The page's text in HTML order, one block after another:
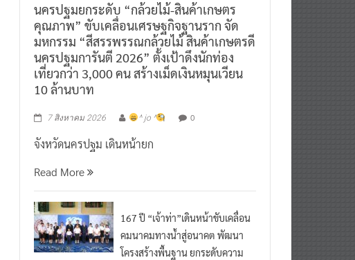
นครปฐมยกระดับ “กล้วยไม้-สินค้าเกษตร
คุณภาพ” ขับเคลื่อนเศรษฐกิจฐานราก จัด
มหกรรม “สีสรรพรรณกล้วยไม้ สินค้าเกษตรดี
นครปฐมการันตี 2026” ตั้งเป้าดึงนักท่อง
เที่ยวกว่า 3,000 คน สร้างเม็ดเงินหมุนเวียน
10 ล้านบาท
7 สิงหาคม 2026 ^ jo ^ 0
จังหวัดนครปฐม เดินหน้ายก
Read More
167 ปี “เจ้าท่า”เดินหน้าขับเคลื่อน
คมนาคมทางน้ำสู่อนาคต พัฒนา
โครงสร้างพื้นฐาน ยกระดับความ